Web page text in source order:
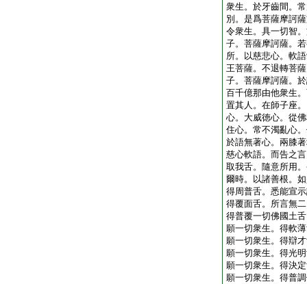
衆生。於牙齒間。
別。是爲菩薩摩訶
令衆生。具一切智
子。菩薩摩訶薩。
所。以慈悲心。軟
王菩薩。不退轉菩
子。菩薩摩訶薩。
百千億那由他衆生
置其人。在師子座
心。大威徳心。從
住心。常不濁亂心
於語無著心。兩膝
慈心軟語。而告之
取我舌。隨意所用
爾時。以諸善根。
得周普舌。悉能宣
得覆面舌。所言無
得普覆一切佛國土
願一切衆生。得軟
願一切衆生。得辯
願一切衆生。得光
願一切衆生。得決
願一切衆生。得普